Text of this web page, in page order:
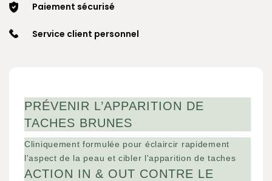
Paiement sécurisé
Service client personnel
PRÉVENIR L’APPARITION DE
TACHES BRUNES
Cliniquement formulée pour éclaircir rapidement
l'aspect de la peau et cibler l'apparition de taches
ACTION IN & OUT CONTRE LE